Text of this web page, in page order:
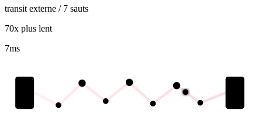
transit externe / 7 sauts
70x plus lent
7ms